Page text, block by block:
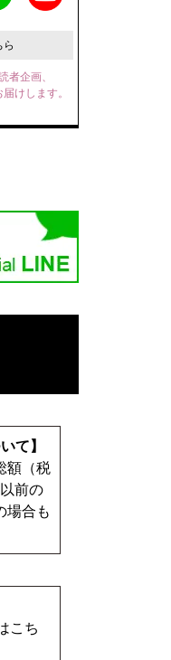
ら
者企画、
けします。
て】
額（税
前の
場合も
こち